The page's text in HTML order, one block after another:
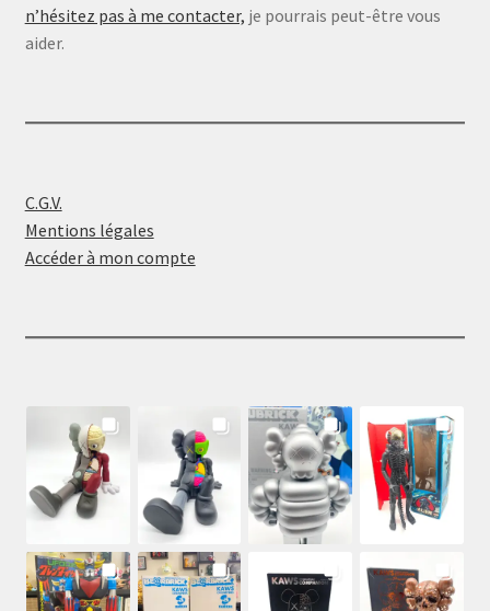
n’hésitez pas à me contacter, je pourrais peut-être vous
aider.
C.G.V.
Mentions légales
Accéder à mon compte